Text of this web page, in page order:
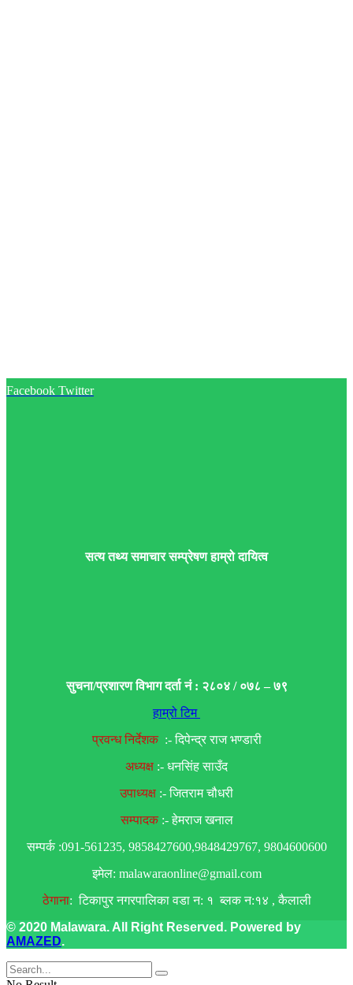
Facebook Twitter
सत्य तथ्य समाचार सम्प्रेषण हाम्रो दायित्व
सुचना/प्रशारण विभाग दर्ता नं : २८०४ / ०७८ – ७९
हाम्रो टिम
प्रवन्ध निर्देशक:- दिपेन्द्र राज भण्डारी
अध्यक्ष :- धनसिंह साउँद
उपाध्यक्ष :- जितराम चौधरी
सम्पादक:- हेमराज खनाल
सम्पर्क :091-561235, 9858427600,9848429767, 9804600600
इमेल: malawaraonline@gmail.com
ठेगाना: टिकापुर नगरपालिका वडा न: १ ब्लक न:१४ , कैलाली
© 2020 Malawara. All Right Reserved. Powered by
AMAZED.